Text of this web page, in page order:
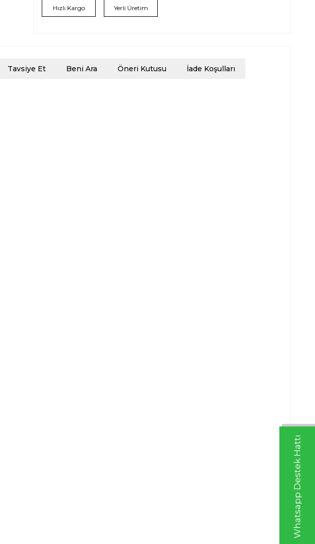
Whatsapp Destek Hattı
Hızlı Kargo Yerli Üretim
Tavsiye Et Beni Ara Öneri Kutusu İade Koşulları